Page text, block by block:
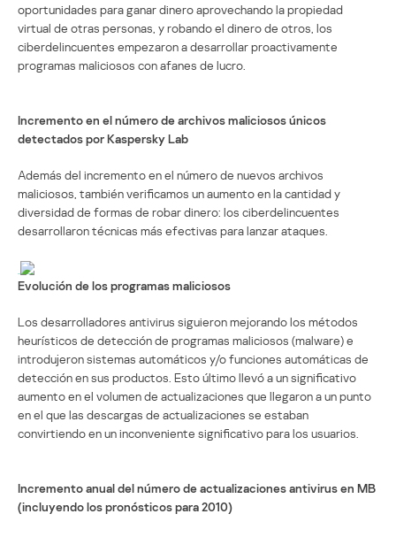
oportunidades para ganar dinero aprovechando la propiedad
virtual de otras personas, y robando el dinero de otros, los
ciberdelincuentes empezaron a desarrollar proactivamente
programas maliciosos con afanes de lucro.
Incremento en el número de archivos maliciosos únicos
detectados por Kaspersky Lab
Además del incremento en el número de nuevos archivos
maliciosos, también verificamos un aumento en la cantidad y
diversidad de formas de robar dinero: los ciberdelincuentes
desarrollaron técnicas más efectivas para lanzar ataques.
Evolución de los programas maliciosos
Los desarrolladores antivirus siguieron mejorando los métodos
heurísticos de detección de programas maliciosos (malware) e
introdujeron sistemas automáticos y/o funciones automáticas de
detección en sus productos. Esto último llevó a un significativo
aumento en el volumen de actualizaciones que llegaron a un punto
en el que las descargas de actualizaciones se estaban
convirtiendo en un inconveniente significativo para los usuarios.
Incremento anual del número de actualizaciones antivirus en MB
(incluyendo los pronósticos para 2010)